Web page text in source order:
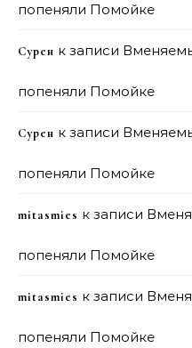
попеняли Помойке
Сурен к записи
попеняли Помойке
Сурен к записи
попеняли Помойке
mitasmies к записи
попеняли Помойке
mitasmies к записи
попеняли Помойке